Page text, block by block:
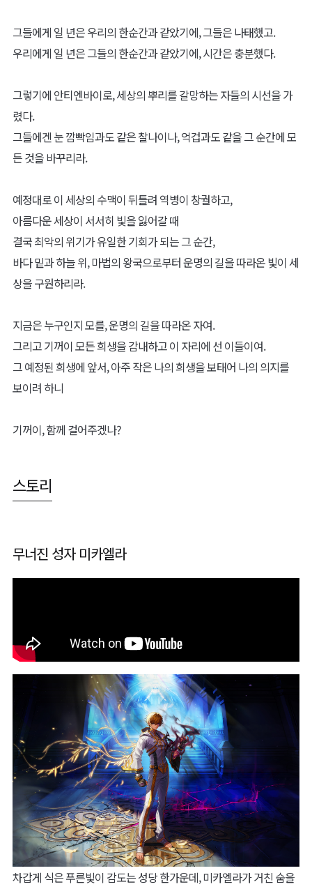
그들에게 일 년은 우리의 한순간과 같았기에, 그들은 나태했고.
우리에게 일 년은 그들의 한순간과 같았기에, 시간은 충분했다.
그렇기에 안티엔바이로, 세상의 뿌리를 갈망하는 자들의 시선을 가
렸다.
그들에겐 눈 깜빡임과도 같은 찰나이나, 억겁과도 같을 그 순간에 모
든 것을 바꾸리라.
예정대로 이 세상의 수맥이 뒤틀려 역병이 창궐하고,
아름다운 세상이 서서히 빛을 잃어갈 때
결국 최악의 위기가 유일한 기회가 되는 그 순간,
바다 밑과 하늘 위, 마법의 왕국으로부터 운명의 길을 따라온 빛이 세
상을 구원하리라.
지금은 누구인지 모를, 운명의 길을 따라온 자여.
그리고 기꺼이 모든 희생을 감내하고 이 자리에 선 이들이여.
그 예정된 희생에 앞서, 아주 작은 나의 희생을 보태어 나의 의지를
보이려 하니
기꺼이, 함께 걸어주겠나?
스토리
무너진 성자 미카엘라
차갑게 식은 푸른빛이 감도는 성당 한가운데, 미카엘라가 거친 숨을